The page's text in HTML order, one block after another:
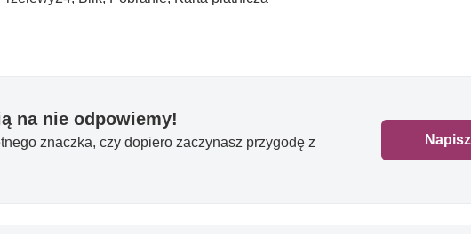
na nie odpowiemy!
znaczka, czy dopiero zaczynasz przygodę z